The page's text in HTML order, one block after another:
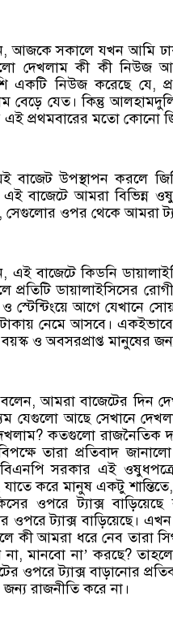
আজকে সকালে যখন আমি
দেখলাম কী কী নিউজ
একটি নিউজ করেছে যে,
বেড়ে যেত। কিন্তু
প্রথমবারের মতো কোনো
বাজেট উপস্থাপন করলে
এই বাজেটে আমরা বিভিন্ন
ওপর থেকে আমরা
এই বাজেটে কিডনি
প্রতিটি ডায়ালাইসিসের
ও স্টেন্টিংয়ে আগে যেখানে
নেমে আসবে।
ও অবসরপ্রাপ্ত মানুষের
আমরা বাজেটের দিন
যেগুলো আছে সেখানে
কতগুলো রাজনৈতিক
তারা প্রতিবাদ
সরকার এই
যাতে করে মানুষ একটু
ওপরে ট্যাক্স
ওপরে ট্যাক্স বাড়িয়েছে।
কী আমরা ধরে নেব তারা
না, মানবো না’ করছে?
ওপরে ট্যাক্স বাড়ানোর
রাজনীতি করে না।